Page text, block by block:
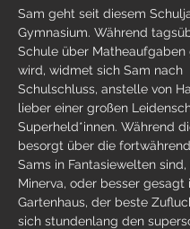
Sam geht seit diesem
Gymnasium. Während
Schule über Matheaufgaben
wird, widmet sich Sam nach
Schulschluss, anstelle von
lieber einer großen
Superheld*innen. Während
besorgt über die
Sams in Fantasiewelten
Minerva, oder besser gesagt
Gartenhaus, der beste
sich stundenlang den